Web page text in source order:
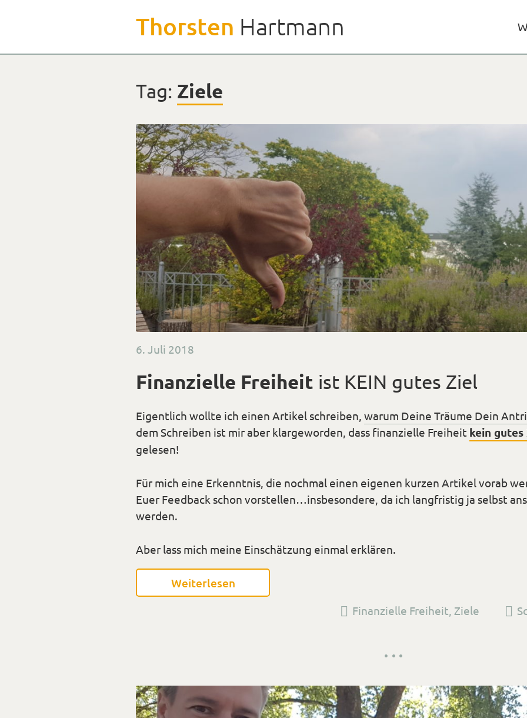
Inhalten
Thorsten Hartmann
Tag: Ziele
Veröffentlicht
6. Juli 2018
Finanzielle Freiheit ist KEIN gutes Ziel
Eigentlich wollte ich einen Artikel schreiben,warum Deine Träume Dein
dem Schreiben ist mir aber klargeworden, dass finanzielle Freiheit kein gutes
gelesen!
Für mich eine Erkenntnis, die nochmal einen eigenen kurzen Artikel vorab
Euer Feedback schon vorstellen…insbesondere, da ich langfristig ja selbst
werden.
Aber lass mich meine Einschätzung einmal erklären.
Weiterlesen
Versehen
Finanzielle Freiheit Ziele